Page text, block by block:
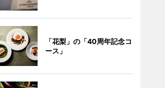
「花梨」の「40周年記念コ
ース」